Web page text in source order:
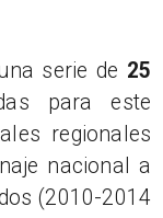
serie de 25
para este
regionales
nacional a
(2010-2014